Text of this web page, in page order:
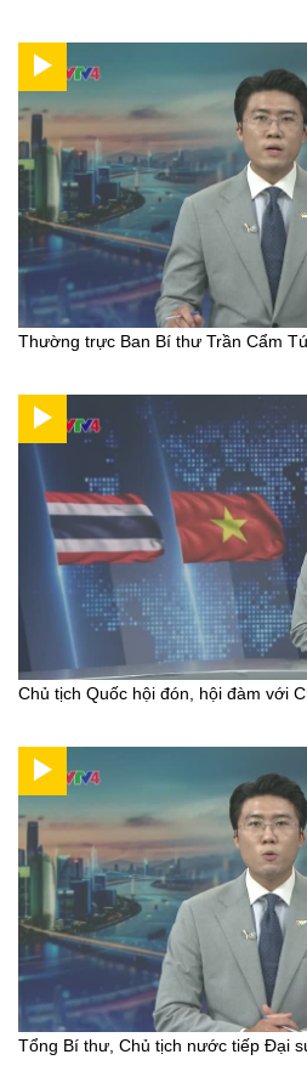
Thường trực Ban Bí thư Trần Cẩm
Chủ tịch Quốc hội đón, hội đàm với
Tổng Bí thư, Chủ tịch nước tiếp Đại